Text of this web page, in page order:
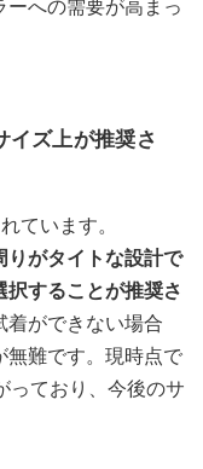
への需要が高まっ
イズ上が推奨さ
ています。
りがタイトな設計で
することが推奨さ
着ができない場合
無難です。現時点で
っており、今後のサ